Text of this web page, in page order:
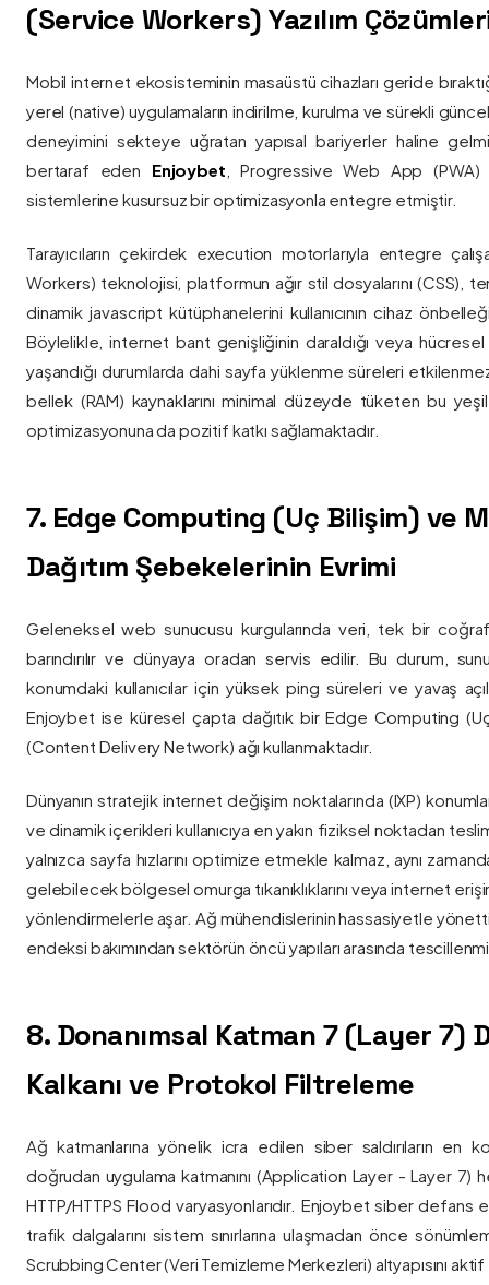
(Service Workers) Yazılım
Mobil internet ekosisteminin masaüstü cihazları geride
yerel (native) uygulamaların indirilme, kurulma ve sürekli
deneyimini sekteye uğratan yapısal bariyerler haline
bertaraf eden Enjoybet , Progressive Web App (PWA)
sistemlerine kusursuz bir optimizasyonla entegre etmiştir.
Tarayıcıların çekirdek execution motorlarıyla entegre
Workers) teknolojisi, platformun ağır stil dosyalarını (CSS),
dinamik javascript kütüphanelerini kullanıcının cihaz
Böylelikle, internet bant genişliğinin daraldığı veya
yaşandığı durumlarda dahi sayfa yüklenme süreleri
bellek (RAM) kaynaklarını minimal düzeyde tüketen bu yeşil
optimizasyonuna da pozitif katkı sağlamaktadır.
7. Edge Computing (Uç Bilişim) ve
Dağıtım Şebekelerinin Evrimi
Geleneksel web sunucusu kurgularında veri, tek bir
barındırılır ve dünyaya oradan servis edilir. Bu durum,
konumdaki kullanıcılar için yüksek ping süreleri ve yavaş
Enjoybet ise küresel çapta dağıtık bir Edge Computing
(Content Delivery Network) ağı kullanmaktadır.
Dünyanın stratejik internet değişim noktalarında (IXP)
ve dinamik içerikleri kullanıcıya en yakın fiziksel noktadan
yalnızca sayfa hızlarını optimize etmekle kalmaz, aynı
gelebilecek bölgesel omurga tıkanıklıklarını veya internet
yönlendirmelerle aşar. Ağ mühendislerinin hassasiyetle
endeksi bakımından sektörün öncü yapıları arasında
8. Donanımsal Katman 7 (Layer 7)
Kalkanı ve Protokol Filtreleme
Ağ katmanlarına yönelik icra edilen siber saldırıların en
doğrudan uygulama katmanını (Application Layer - Layer 7)
HTTP/HTTPS Flood varyasyonlarıdır. Enjoybet siber
trafik dalgalarını sistem sınırlarına ulaşmadan önce
Scrubbing Center (Veri Temizleme Merkezleri) altyapısını